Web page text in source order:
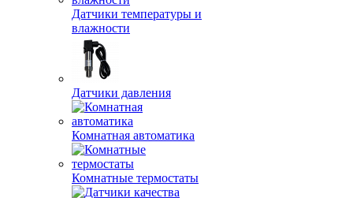
Датчики температуры и
влажности
Датчики давления
Комнатная автоматика
Комнатные термостаты